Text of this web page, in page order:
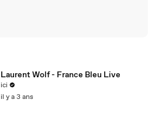
Laurent Wolf - France Bleu Live
ici
il y a 3 ans